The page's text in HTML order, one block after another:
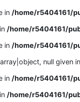
in /home/r5404161/
/home/r5404161/
in /home/r5404161/
null given in
in /home/r5404161/
/home/r5404161/